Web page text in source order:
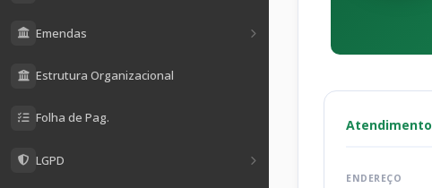
Emendas
Estrutura Organizacional
Folha de Pag.
LGPD
Atendimento
ENDEREÇO